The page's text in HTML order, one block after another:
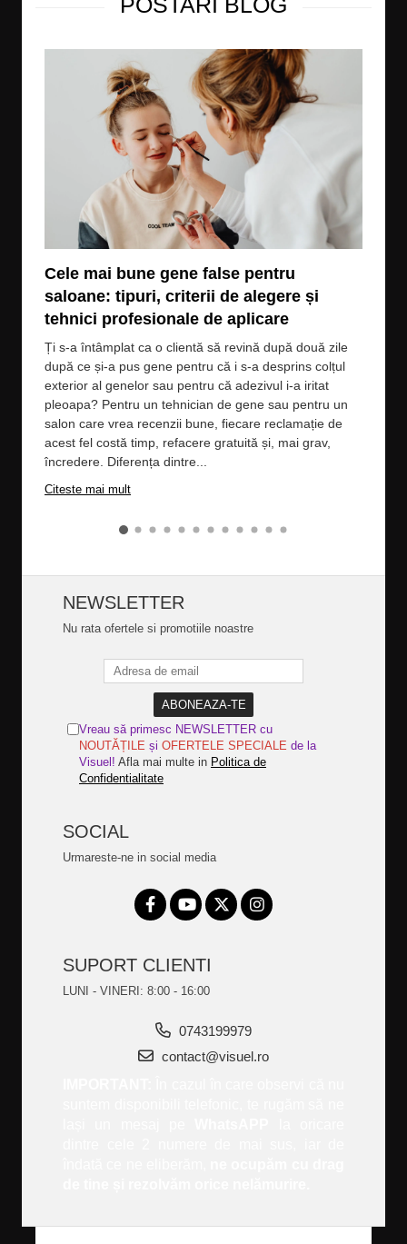
Cele mai bune gene false pentru
saloane: tipuri, criterii de alegere și
tehnici profesionale de aplicare
Ți s-a întâmplat ca o clientă să revină după două zile
după ce și-a pus gene pentru că i s-a desprins colțul
exterior al genelor sau pentru că adezivul i-a iritat
pleoapa? Pentru un tehnician de gene sau pentru un
salon care vrea recenzii bune, fiecare reclamație de
acest fel costă timp, refacere gratuită și, mai grav,
încredere. Diferența dintre...
Citeste mai mult
NEWSLETTER
Nu rata ofertele si promotiile noastre
Vreau să primesc NEWSLETTER cu
NOUTĂȚILE și OFERTELE SPECIALE de la
Visuel! Afla mai multe in Politica de
Confidentialitate
SOCIAL
Urmareste-ne in social media
SUPORT CLIENTI
LUNI - VINERI: 8:00 - 16:00
0743199979
contact@visuel.ro